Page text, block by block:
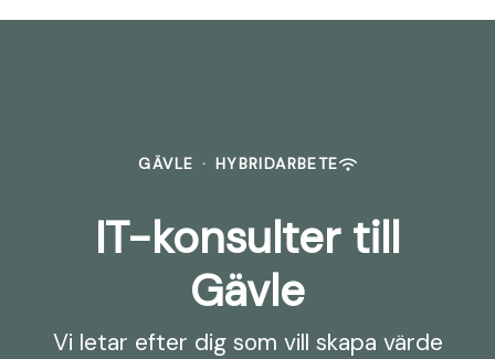
GÄVLE · HYBRIDARBETE
IT-konsulter till
Gävle
Vi letar efter dig som vill skapa värde